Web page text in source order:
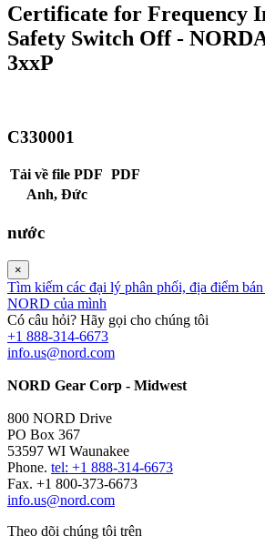
Certificate for Frequency
Safety Switch Off -
3xxP
C330001
Tải về file PDF PDF
Anh, Đức
nước
×
Tìm kiếm các đại lý phân phối, địa điểm
NORD của mình
Có câu hỏi? Hãy gọi cho chúng tôi
+1 888-314-6673
info.us@nord.com
NORD Gear Corp - Midwest
800 NORD Drive
PO Box 367
53597 WI Waunakee
Phone. tel: +1 888-314-6673
Fax. +1 800-373-6673
info.us@nord.com
Theo dõi chúng tôi trên